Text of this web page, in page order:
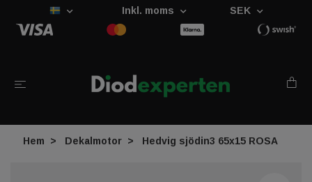
Inkl. moms SEK
Hem Dekalmotor Hedvig sjödin3 65x15 ROSA